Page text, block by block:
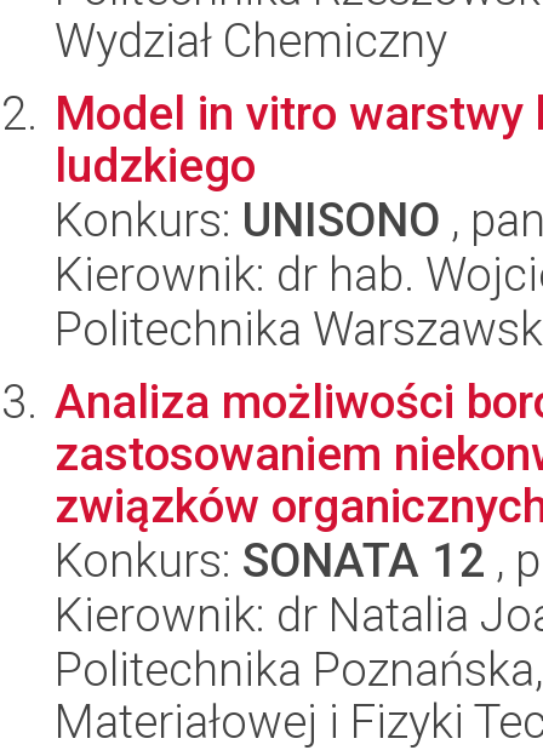
Wydział Chemiczny
Model in vitro
ludzkiego
Konkurs: UNISONO ,
Kierownik: dr hab.
Politechnika
Analiza możliwości
zastosowaniem
związków
Konkurs: SONATA 12 ,
Kierownik: dr Natalia
Politechnika
Materiałowej i Fizyki